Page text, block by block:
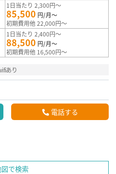
1日当たり 2,300円～
85,500 円/月～
初期費用他 22,000円～
1日当たり 2,400円～
88,500 円/月～
初期費用他 16,500円～
あり
電話する
で検索